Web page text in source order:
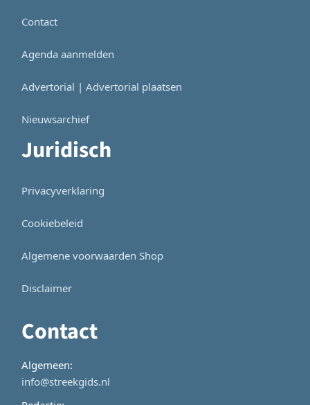
Contact
Agenda aanmelden
Advertorial | Advertorial plaatsen
Nieuwsarchief
Juridisch
Privacyverklaring
Cookiebeleid
Algemene voorwaarden Shop
Disclaimer
Contact
Algemeen:
info@streekgids.nl